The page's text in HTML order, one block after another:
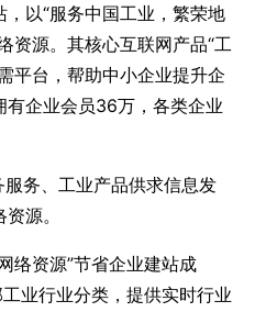
以“服务中国工业，繁荣地
资源。其核心互联网产品“工
平台，帮助中小企业提升企
有企业会员36万，各类企业
务、工业产品供求信息发
源。
络资源”节省企业建站成
业行业分类，提供实时行业